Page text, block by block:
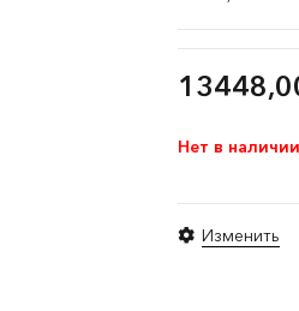
Нет в наличии
Изменить